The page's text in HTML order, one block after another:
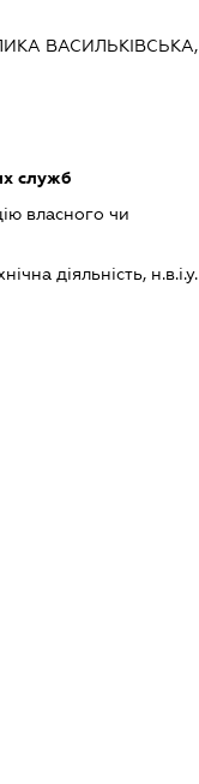
ВАСИЛЬКІВСЬКА,
служб
власного чи
діяльність, н.в.і.у.